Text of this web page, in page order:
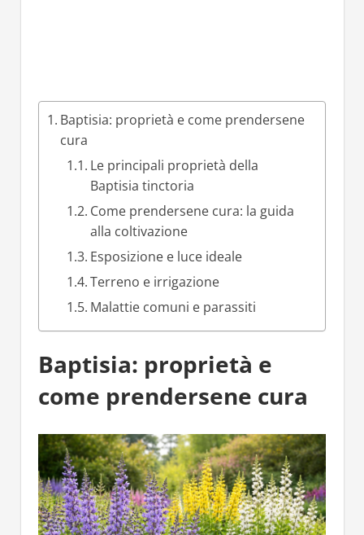
Baptisia: proprietà e come prendersene
cura
Le principali proprietà della
Baptisia tinctoria
Come prendersene cura: la guida
alla coltivazione
Esposizione e luce ideale
Terreno e irrigazione
Malattie comuni e parassiti
Baptisia: proprietà e
come prendersene cura